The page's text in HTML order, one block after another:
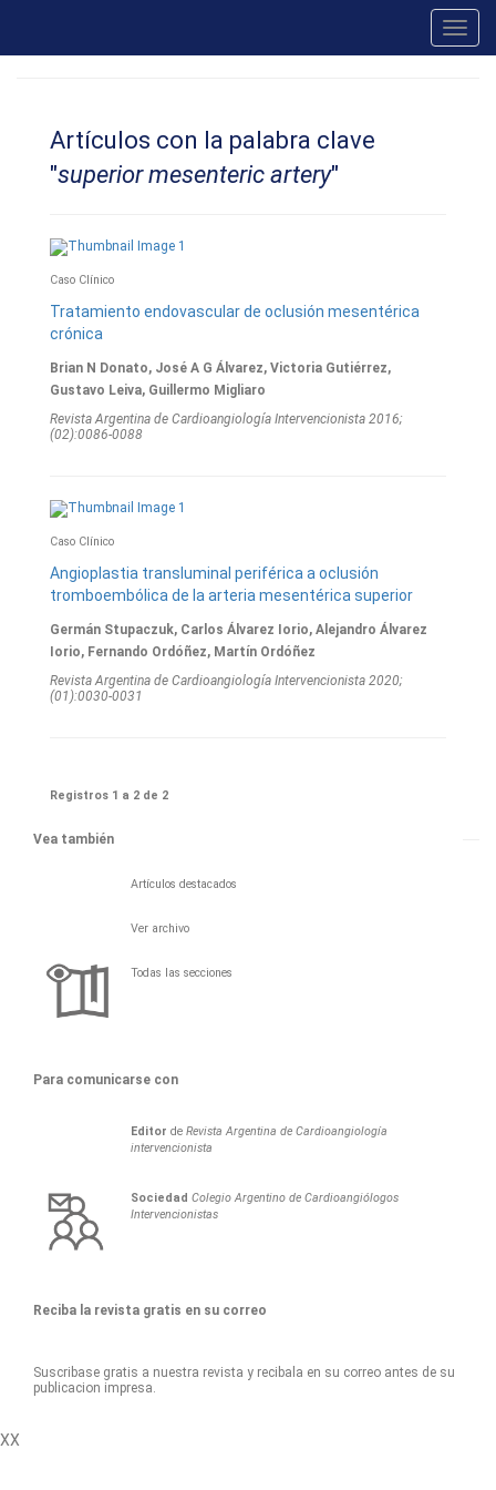
Artículos con la palabra clave
"superior mesenteric artery"
Caso Clínico
Tratamiento endovascular de oclusión mesentérica
crónica
Brian N Donato, José A G Álvarez, Victoria Gutiérrez,
Gustavo Leiva, Guillermo Migliaro
Revista Argentina de Cardioangiologí­a Intervencionista 2016;
(02):0086-0088
Caso Clínico
Angioplastia transluminal periférica a oclusión
tromboembólica de la arteria mesentérica superior
Germán Stupaczuk, Carlos Álvarez Iorio, Alejandro Álvarez
Iorio, Fernando Ordóñez, Martín Ordóñez
Revista Argentina de Cardioangiologí­a Intervencionista 2020;
(01):0030-0031
Registros 1 a 2 de 2
Vea también
Artículos destacados
Ver archivo
Todas las secciones
Para comunicarse con
Editor deRevista Argentina de Cardioangiología
intervencionista
Sociedad Colegio Argentino de Cardioangiólogos
Intervencionistas
Reciba la revista gratis en su correo
Suscribase gratis a nuestra revista y recibala en su correo antes de su
publicacion impresa.
XX